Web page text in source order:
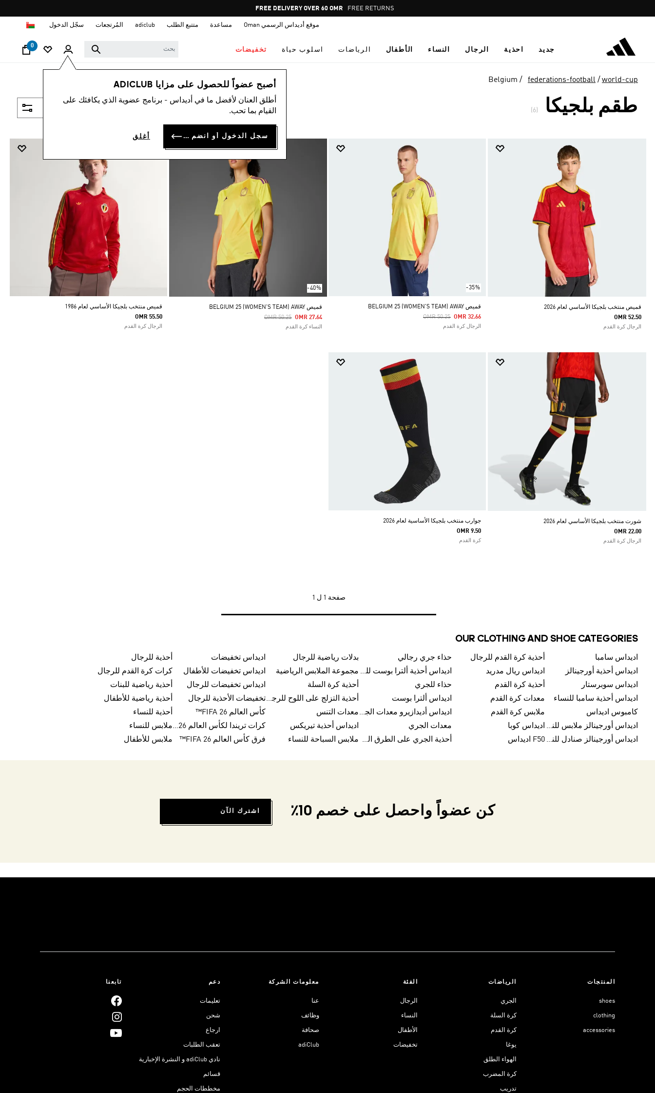
Pause
promotion
FREE DELIVERY OVER 60 OMR FREE RETURNS
موقع أديداس الرسمي Oman مساعدة متتبع الطلب adiclub المُرتجعات سجّل الدخول
جديد احذية الرجال النساء الأطفال الرياضات اسلوب حياة تخفيضات
0
أصبح عضواً للحصول على مزايا ADICLUB
أطلق العنان لأفضل ما في أديداس - برنامج عضوية الذي يكافئك على
القيام بما تحب.
سجل الدخول أو انضم الآن أغلق
world-cup
federations-football
Belgium
طقم بلجيكا (6)
قميص منتخب بلجيكا الأساسي لعام 2026
OMR 52.50
الرجال كرة القدم
-35%
قميص BELGIUM 25 (WOMEN'S TEAM) AWAY
Price Reduced From
OMR 50.25ToOMR 32.66
الرجال كرة القدم
-40%
قميص BELGIUM 25 (WOMEN'S TEAM) AWAY
Price Reduced From
OMR 50.25ToOMR 27.64
النساء كرة القدم
قميص منتخب بلجيكا الأساسي لعام 1986
OMR 55.50
الرجال كرة القدم
شورت منتخب بلجيكا الأساسي لعام 2026
OMR 22.00
الرجال كرة القدم
جوارب منتخب بلجيكا الأساسية لعام 2026
OMR 9.50
كرة القدم
صفحة 1 ل 1
OUR CLOTHING AND SHOE CATEGORIES
اديداس سامبا أحذية كرة القدم للرجال حذاء جري رجالي بدلات رياضية للرجال اديداس تخفيضات
أحذية للرجال
اديداس أحذية أورجينالز
اديداس ريال مدريد اديداس أحذية ألترا بوست للرجال مجموعة الملابس الرياضية اديداس تخفيضات للأطفال
كرات كرة القدم للرجال
اديداس سوبرستار
أحذية كرة القدم حذاء للجري أحذية كرة السلة اديداس تخفيضات للرجال
أحذية رياضية للبنات
اديداس أحذية سامبا للنساء
معدات كرة القدم اديداس ألترا بوست أحذية التزلج على اللوح للرجالتخفيضات الأحذية للرجال
أحذية رياضية للأطفال
كامبوس اديداس
ملابس كرة القدم اديداس أديدازيرو معدات الجريمعدات التنس كأس العالم FIFA 26™
أحذية للنساء
اديداس أورجينالز ملابس للنساء اديداس كوبا معدات الجري اديداس أحذية تيريكس كرات تريندا لكأس العالم FIFA 26™ملابس للنساء
اديداس أورجينالز صنادل للنساء F50 اديداس أحذية الجري على الطرق الوعرة للرجال ملابس السباحة للنساء فرق كأس العالم FIFA 26™ ملابس للأطفال
كن عضواً واحصل على خصم 10٪ اشترك الآن
المنتجات
shoes
clothing
accessories
الرياضات
الجري
كرة السلة
كرة القدم
يوغا
الهواء الطلق
كرة المضرب
تدريب
الفئة
الرجال
النساء
الأطفال
تخفيضات
معلومات الشركة
عنا
وظائف
صحافة
adiClub
دعم
تعليمات
شحن
ارجاع
تعقب الطلبات
نادي adiClub و النشرة الإخبارية
قسائم
مخططات الحجم
تابعنا